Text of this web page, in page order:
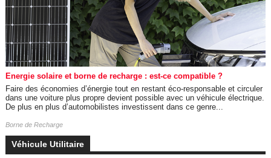
Energie solaire et borne de recharge : est-ce compatible ?
Faire des économies d’énergie tout en restant éco-responsable et circuler
dans une voiture plus propre devient possible avec un véhicule électrique.
De plus en plus d’automobilistes investissent dans ce genre...
Borne de Recharge
Véhicule Utilitaire